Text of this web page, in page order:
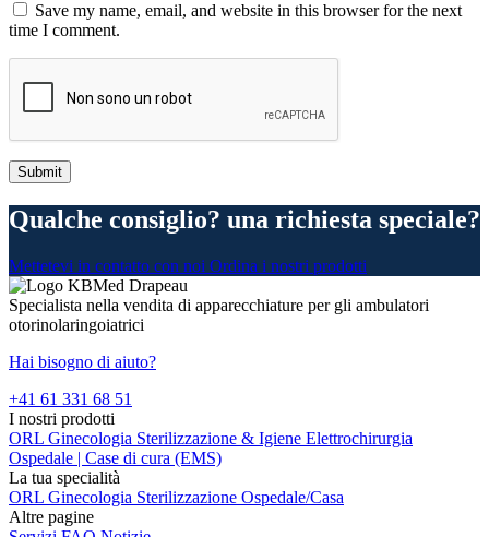
Save my name, email, and website in this browser for the next
time I comment.
Qualche consiglio? una richiesta speciale?
Mettetevi in contatto con noi Ordina i nostri prodotti
Specialista nella vendita di apparecchiature per gli ambulatori
otorinolaringoiatrici
Hai bisogno di aiuto?
+41 61 331 68 51
I nostri prodotti
ORL Ginecologia Sterilizzazione & Igiene Elettrochirurgia
Ospedale | Case di cura (EMS)
La tua specialità
ORL Ginecologia Sterilizzazione Ospedale/Casa
Altre pagine